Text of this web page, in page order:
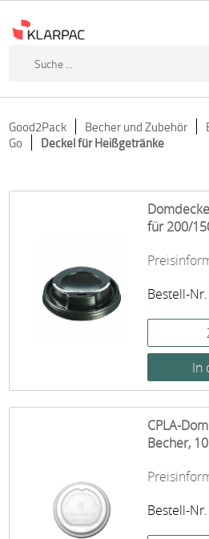
Good2Pack Becher und Zubehör
Go
Deckel für Heißgetränke
für 200/
Bestell-
CPLA-
Becher,
Bestell-